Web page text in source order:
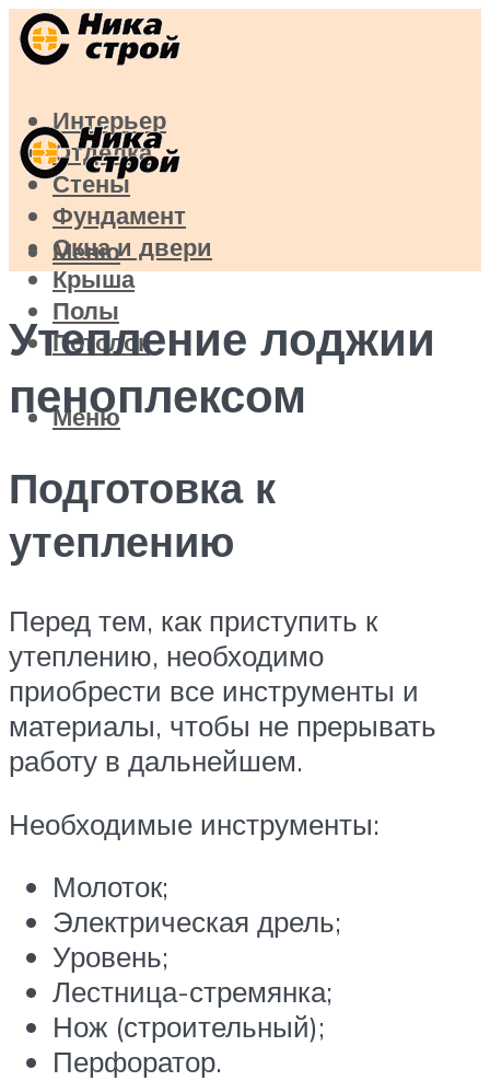
Интерьер
Отделка
Стены
Фундамент
Окна и двери
Крыша
Полы
Потолок
Меню
Меню
Утепление лоджии
пеноплексом
Подготовка к
утеплению
Перед тем, как приступить к
утеплению, необходимо
приобрести все инструменты и
материалы, чтобы не прерывать
работу в дальнейшем.
Необходимые инструменты:
Молоток;
Электрическая дрель;
Уровень;
Лестница-стремянка;
Нож (строительный);
Перфоратор.